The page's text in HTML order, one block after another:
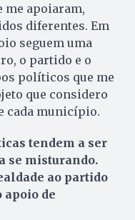
me apoiaram,
diferentes. Em
seguem uma
o partido e o
políticos que me
que considero
cada município.
tendem a ser
se misturando.
ao partido
apoio de